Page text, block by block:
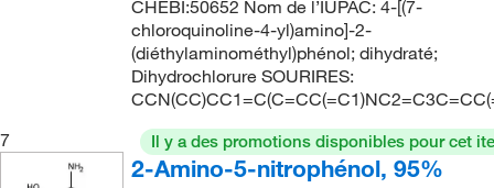
CHEBI:50652 Nom de l’IUPAC: 4-[(7-
chloroquinoline-4-yl)amino]-2-
(diéthylaminométhyl)phénol; dihydraté;
Dihydrochlorure SOURIRES:
7
Il y a des promotions disponibles pour cet
2-Amino-5-nitrophénol, 95%